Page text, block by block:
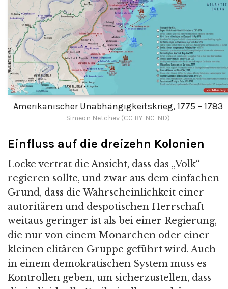
Amerikanischer Unabhängigkeitskrieg, 1775 – 1783
Simeon Netchev (CC BY-NC-ND)
Einfluss auf die dreizehn Kolonien
Locke vertrat die Ansicht, dass das „Volk“
regieren sollte, und zwar aus dem einfachen
Grund, dass die Wahrscheinlichkeit einer
autoritären und despotischen Herrschaft
weitaus geringer ist als bei einer Regierung,
die nur von einem Monarchen oder einer
kleinen elitären Gruppe geführt wird. Auch
in einem demokratischen System muss es
Kontrollen geben, um sicherzustellen, dass